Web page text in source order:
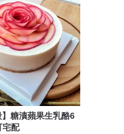
】糖漬蘋果生乳酪6
宅配